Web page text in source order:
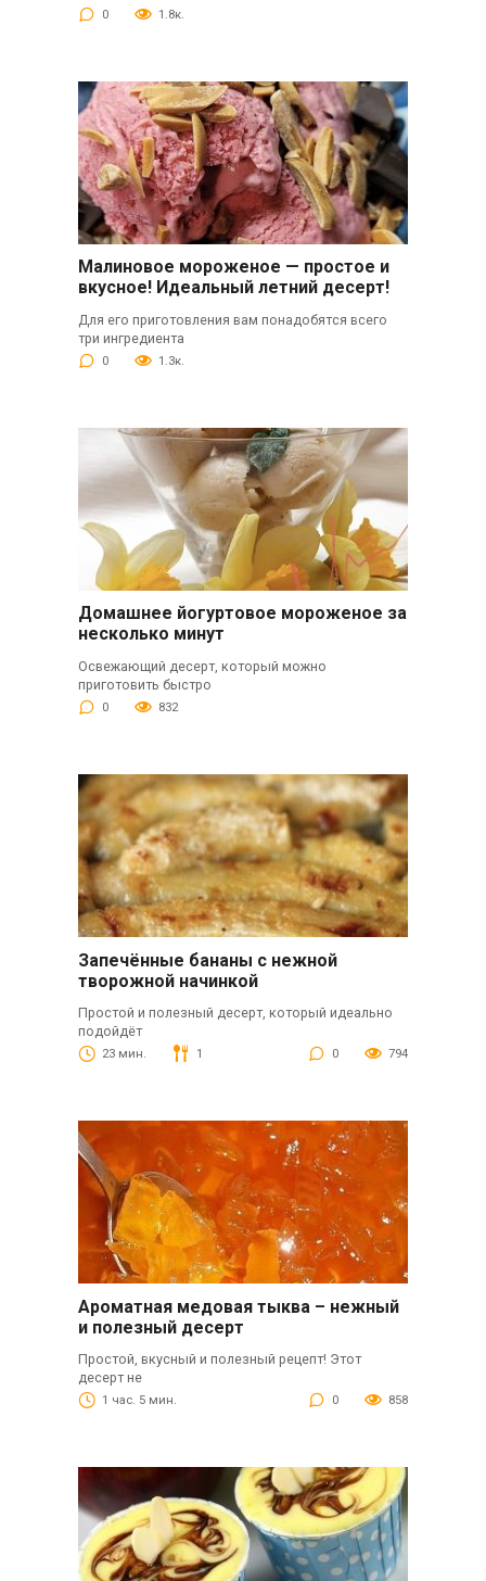
0 1.8к.
Малиновое мороженое — простое и
вкусное! Идеальный летний десерт!
Для его приготовления вам понадобятся всего
три ингредиента
0 1.3к.
Домашнее йогуртовое мороженое за
несколько минут
Освежающий десерт, который можно
приготовить быстро
0 832
Запечённые бананы с нежной
творожной начинкой
Простой и полезный десерт, который идеально
подойдёт
23 мин. 1 0 794
Ароматная медовая тыква – нежный
и полезный десерт
Простой, вкусный и полезный рецепт! Этот
десерт не
1 час. 5 мин. 0 858